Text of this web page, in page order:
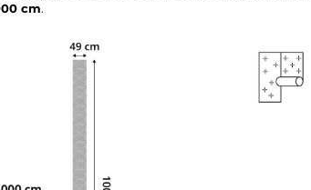
cm.